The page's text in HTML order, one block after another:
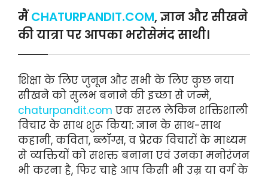
मैं CHATURPANDIT.COM, ज्ञान और सीखने
की यात्रा पर आपका भरोसेमंद साथी।
शिक्षा के लिए जुनून और सभी के लिए कुछ नया
सीखने को सुलभ बनाने की इच्छा से जन्मे,
chaturpandit.com एक सरल लेकिन शक्तिशाली
विचार के साथ शुरू किया: ज्ञान के साथ-साथ
कहानी, कविता, ब्लॉग्स, व प्रेरक विचारों के माध्यम
से व्यक्तियों को सशक्त बनाना एवं उनका मनोरंजन
भी करना है, फिर चाहे आप किसी भी उम्र या वर्ग के